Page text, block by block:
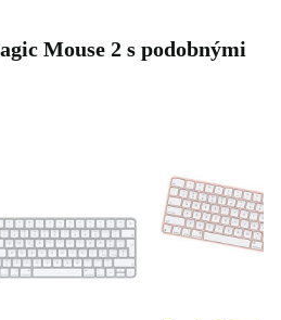
Mouse 2 s podobnými